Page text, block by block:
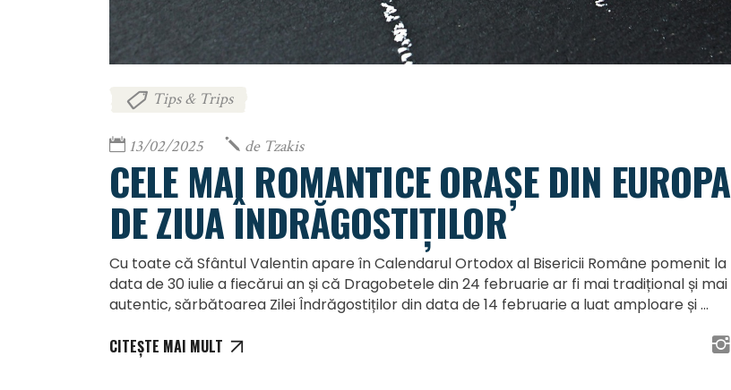
Tips & Trips
13/02/2025 de Tzakis
CELE MAI ROMANTICE ORAȘE DIN EUROPA
DE ZIUA ÎNDRĂGOSTIȚILOR
Cu toate că Sfântul Valentin apare în Calendarul Ortodox al Bisericii Române pomenit la
data de 30 iulie a fiecărui an și că Dragobetele din 24 februarie ar fi mai tradițional și mai
autentic, sărbătoarea Zilei Îndrăgostiților din data de 14 februarie a luat amploare și
CITEȘTE MAI MULT